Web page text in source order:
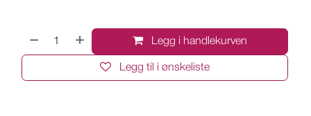
Legg i handlekurven
Legg til i ønskeliste